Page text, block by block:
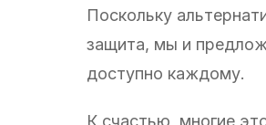
Поскольку
защита, мы и
доступно каждому.
К счастью, многие